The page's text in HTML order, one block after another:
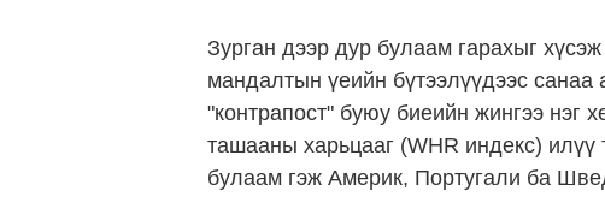
Зурган дээр дур булаам гарахыг
мандалтын үеийн бүтээлүүдээс
"контрапост" буюу биеийн жингээ нэг
ташааны харьцааг (WHR индекс) илүү
булаам гэж Америк, Португали ба